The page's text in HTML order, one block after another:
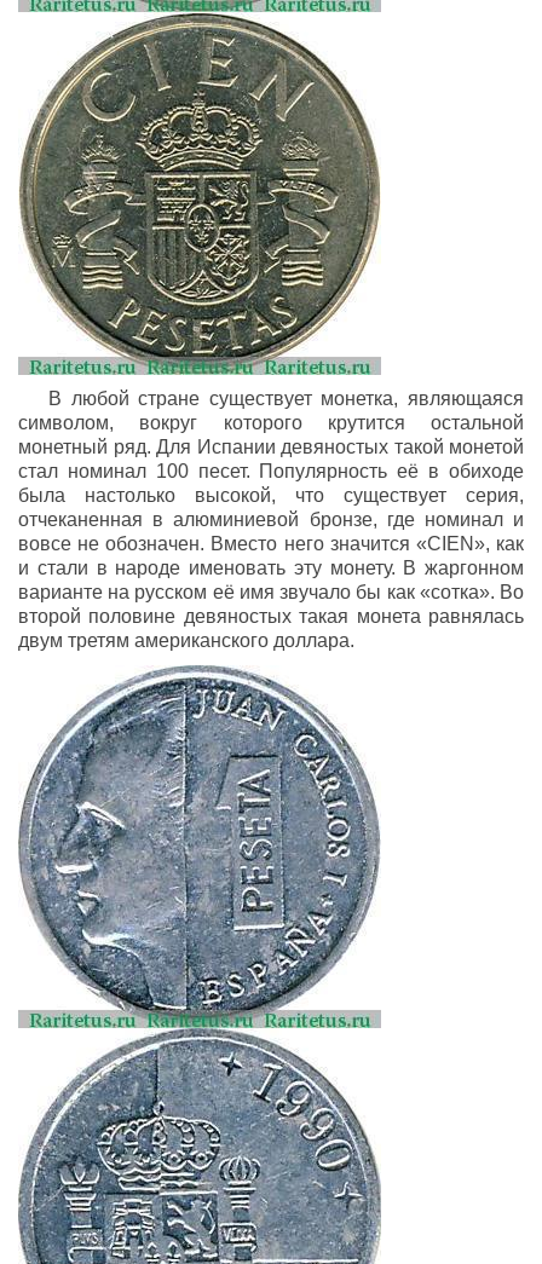
В любой стране существует монетка, являющаяся
символом, вокруг которого крутится остальной
монетный ряд. Для Испании девяностых такой монетой
стал номинал 100 песет. Популярность её в обиходе
была настолько высокой, что существует серия,
отчеканенная в алюминиевой бронзе, где номинал и
вовсе не обозначен. Вместо него значится «CIEN», как
и стали в народе именовать эту монету. В жаргонном
варианте на русском её имя звучало бы как «сотка». Во
второй половине девяностых такая монета равнялась
двум третям американского доллара.